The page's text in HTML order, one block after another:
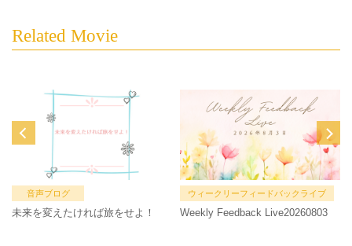
Related Movie
音声ブログ
未来を変えたければ旅をせよ！
ウィークリーフィードバックライブ
Weekly Feedback Live20260803